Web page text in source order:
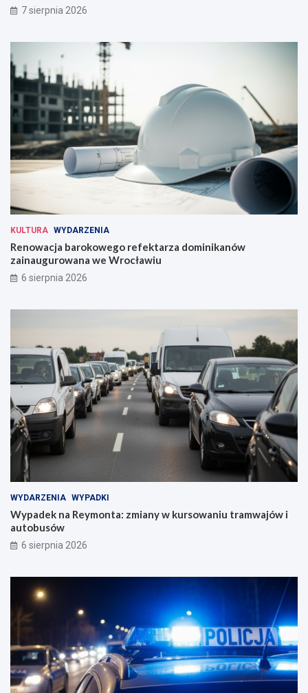
7 sierpnia 2026
KULTURA WYDARZENIA
Renowacja barokowego refektarza dominikanów
zainaugurowana we Wrocławiu
6 sierpnia 2026
WYDARZENIA WYPADKI
Wypadek na Reymonta: zmiany w kursowaniu tramwajów i
autobusów
6 sierpnia 2026